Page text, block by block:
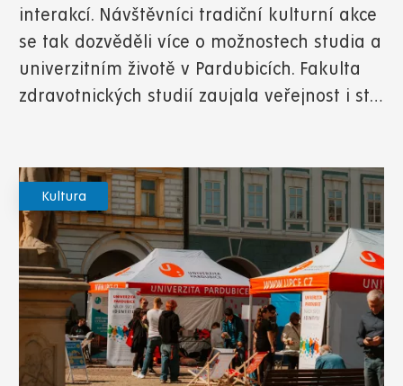
interakcí. Návštěvníci tradiční kulturní akce
se tak dozvěděli více o možnostech studia a
univerzitním životě v Pardubicích. Fakulta
zdravotnických studií zaujala veřejnost i st…
Kultura